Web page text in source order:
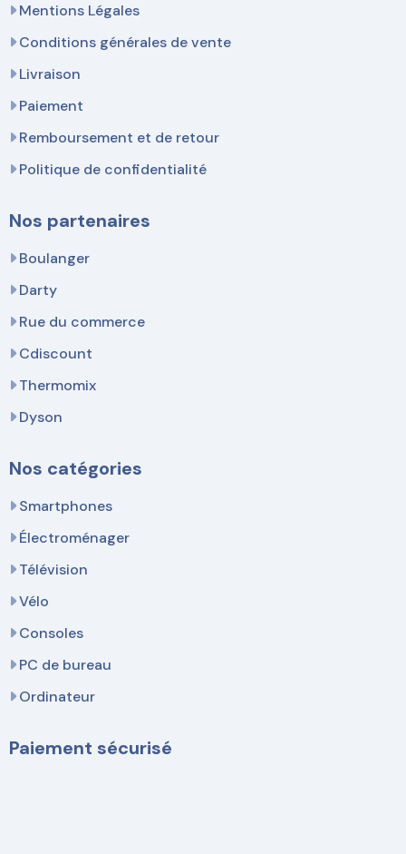
Mentions Légales
Conditions générales de vente
Livraison
Paiement
Remboursement et de retour
Politique de confidentialité
Nos partenaires
Boulanger
Darty
Rue du commerce
Cdiscount
Thermomix
Dyson
Nos catégories
Smartphones
Électroménager
Télévision
Vélo
Consoles
PC de bureau
Ordinateur
Paiement sécurisé